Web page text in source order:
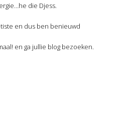
die Djess.
en dus ben benieuwd
en ga jullie blog bezoeken.